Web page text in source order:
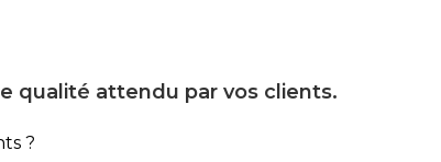
qualité attendu par vos clients.
?